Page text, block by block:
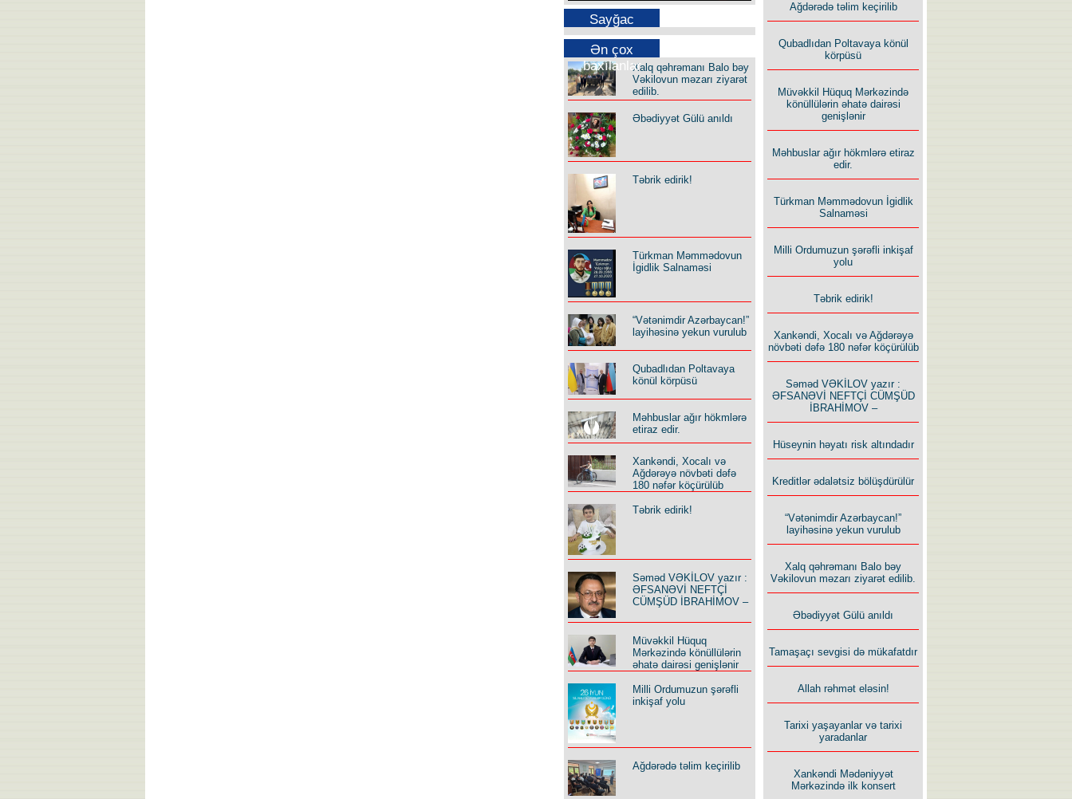
Sayğac
Ən çox
baxılanlarXalq qəhrəmanı Balo bəy
Vəkilovun məzarı ziyarət
edilib.
Əbədiyyət Gülü anıldı
Təbrik edirik!
Türkman Məmmədovun
İgidlik Salnaməsi
“Vətənimdir Azərbaycan!”
layihəsinə yekun vurulub
Qubadlıdan Poltavaya
könül körpüsü
Məhbuslar ağır hökmlərə
etiraz edir.
Xankəndi, Xocalı və
Ağdərəyə növbəti dəfə
180 nəfər köçürülüb
Təbrik edirik!
Səməd VƏKİLOV yazır :
ƏFSANƏVİ NEFTÇİ
CÜMŞÜD İBRAHİMOV –
Müvəkkil Hüquq
Mərkəzində könüllülərin
əhatə dairəsi genişlənir
Milli Ordumuzun şərəfli
inkişaf yolu
Ağdərədə təlim keçirilib
Ağdərədə təlim keçirilib
Qubadlıdan Poltavaya könül
körpüsü
Müvəkkil Hüquq Mərkəzində
könüllülərin əhatə dairəsi
genişlənir
Məhbuslar ağır hökmlərə etiraz
edir.
Türkman Məmmədovun İgidlik
Salnaməsi
Milli Ordumuzun şərəfli inkişaf
yolu
Təbrik edirik!
Xankəndi, Xocalı və Ağdərəyə
növbəti dəfə 180 nəfər köçürülüb
Səməd VƏKİLOV yazır :
ƏFSANƏVİ NEFTÇİ CÜMŞÜD
İBRAHİMOV –
Hüseynin həyatı risk altındadır
Kreditlər ədalətsiz bölüşdürülür
“Vətənimdir Azərbaycan!”
layihəsinə yekun vurulub
Xalq qəhrəmanı Balo bəy
Vəkilovun məzarı ziyarət edilib.
Əbədiyyət Gülü anıldı
Tamaşaçı sevgisi də mükafatdır
Allah rəhmət eləsin!
Tarixi yaşayanlar və tarixi
yaradanlar
Xankəndi Mədəniyyət
Mərkəzində ilk konsert